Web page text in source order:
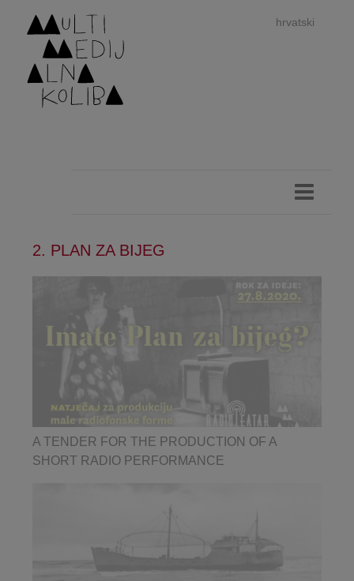
hrvatski
2. PLAN ZA BIJEG
A TENDER FOR THE PRODUCTION OF A
SHORT RADIO PERFORMANCE